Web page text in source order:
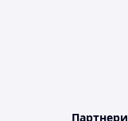
Партнери